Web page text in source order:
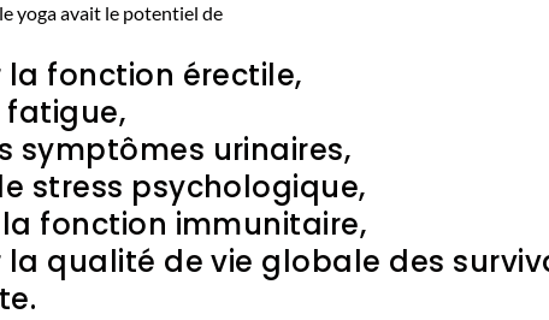
yoga avait le potentiel de
fonction érectile,
fatigue,
symptômes urinaires,
stress psychologique,
fonction immunitaire,
la qualité de vie globale des